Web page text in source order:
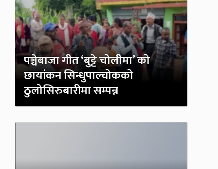
पञ्चेबाजा गीत ‘बुट्टे चोलीमा’ को
छायांकन सिन्धुपाल्चोकको
ठुलोसिरुबारीमा सम्पन्न